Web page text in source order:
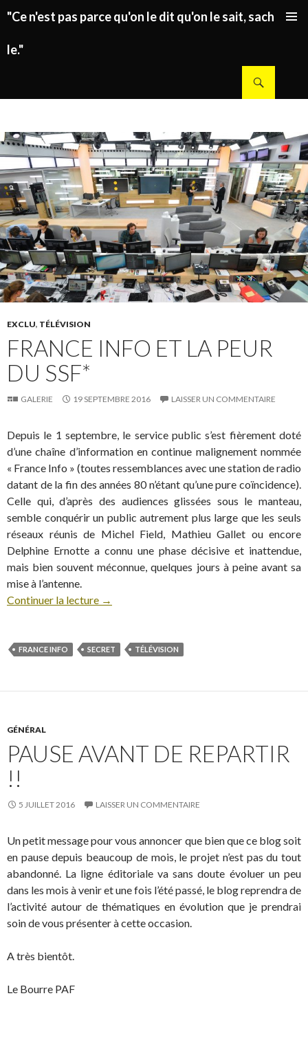
"Ce n'est pas parce qu'on le dit qu'on le sait, sachez
le."
EXCLU, TÉLÉVISION
FRANCE INFO ET LA PEUR
DU SSF*
GALERIE 19 SEPTEMBRE 2016 LAISSER UN COMMENTAIRE
Depuis le 1 septembre, le service public s’est fièrement doté
d’une chaîne d’information en continue malignement nommée
« France Info » (toutes ressemblances avec une station de radio
datant de la fin des années 80 n’étant qu’une pure coïncidence).
Celle qui, d’après des audiences glissées sous le manteau,
semble conquérir un public autrement plus large que les seuls
réseaux réunis de Michel Field, Mathieu Gallet ou encore
Delphine Ernotte a connu une phase décisive et inattendue,
mais bien souvent méconnue, quelques jours à peine avant sa
mise à l’antenne.
Continuer la lecture →
FRANCE INFO SECRET TÉLÉVISION
GÉNÉRAL
PAUSE AVANT DE REPARTIR
!!
5 JUILLET 2016 LAISSER UN COMMENTAIRE
Un petit message pour vous annoncer que bien que ce blog soit
en pause depuis beaucoup de mois, le projet n’est pas du tout
abandonné. La ligne éditoriale va sans doute évoluer un peu
dans les mois à venir et une fois l’été passé, le blog reprendra de
l’activité autour de thématiques en évolution que je prendrai
soin de vous présenter à cette occasion.
A très bientôt.
Le Bourre PAF